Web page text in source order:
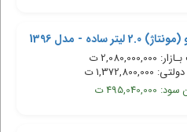
لیتر ساده - مدل 1396
ت
ت
ت